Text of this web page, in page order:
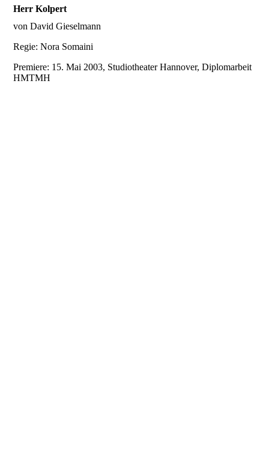
Herr Kolpert
von David Gieselmann
Regie: Nora Somaini
Premiere: 15. Mai 2003, Studiotheater Hannover, Diplomarbeit
HMTMH